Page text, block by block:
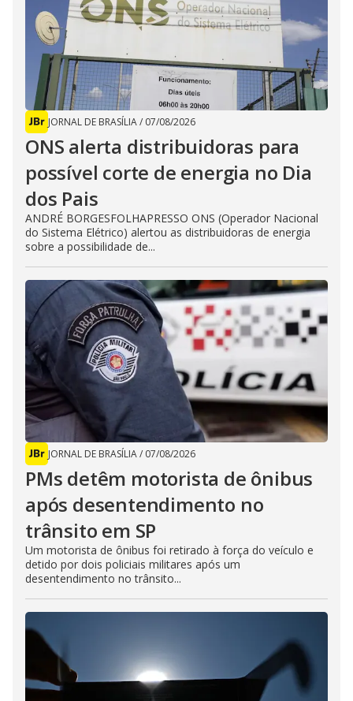
JORNAL DE BRASÍLIA/ 07/08/2026
ONS alerta distribuidoras para
possível corte de energia no Dia
dos Pais
ANDRÉ BORGESFOLHAPRESSO ONS (Operador Nacional
do Sistema Elétrico) alertou as distribuidoras de energia
sobre a possibilidade de...
JORNAL DE BRASÍLIA/ 07/08/2026
PMs detêm motorista de ônibus
após desentendimento no
trânsito em SP
Um motorista de ônibus foi retirado à força do veículo e
detido por dois policiais militares após um
desentendimento no trânsito...